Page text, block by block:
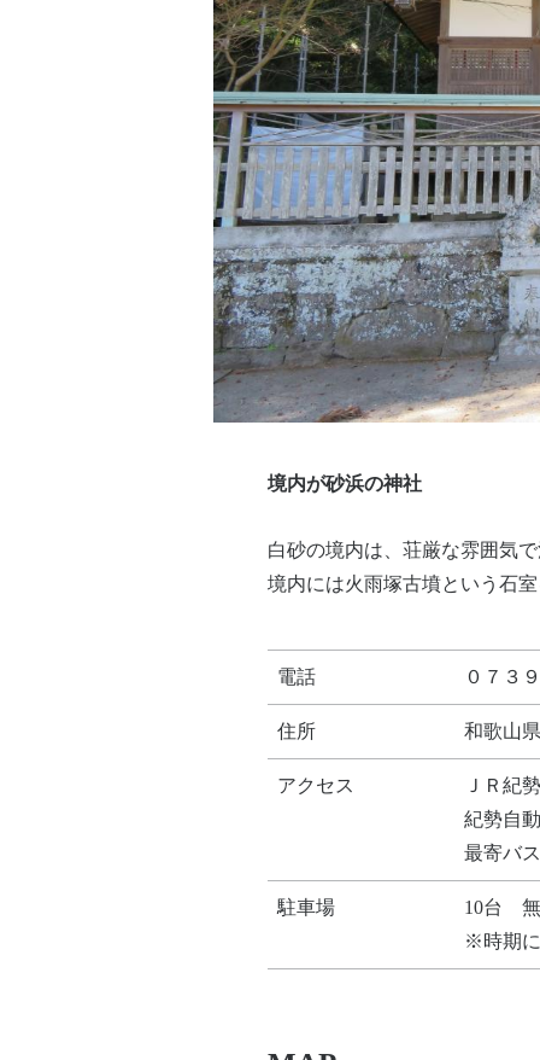
境内が砂浜の神社
白砂の境内は、荘厳な雰囲気
境内には火雨塚古墳という石
電話 ０７３
住所 和歌山
アクセス
ＪＲ紀
紀勢自
最寄バ
駐車場
10台
※時期